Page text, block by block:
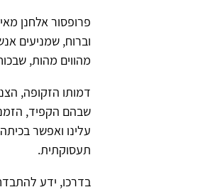
פרופסור אלחנן
וברוח, שמניעים
מהווים מהות,
דמותו הזקופה,
שבהם הקפיד,
עלינו ואפשר
תעסוקתית.
בדרכו, ידע